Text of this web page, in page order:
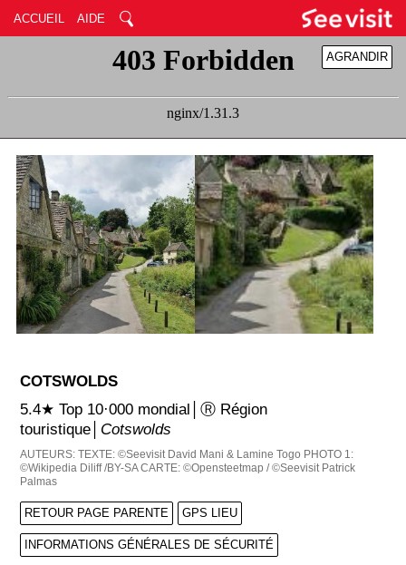
ACCUEIL AIDE
RÉDUIRE
AGRANDIR
COTSWOLDS
5.4★ Top 10·000 mondial│Ⓡ Région
touristique│ Cotswolds
AUTEURS:TEXTE: ©Seevisit David Mani & Lamine Togo PHOTO 1:
©Wikipedia Diliff /BY-SA CARTE: ©Opensteetmap / ©Seevisit Patrick
Palmas
RETOUR PAGE PARENTE GPS LIEU
INFORMATIONS GÉNÉRALES DE SÉCURITÉ